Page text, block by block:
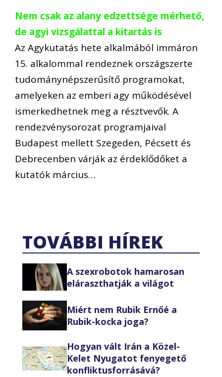
Nem csak az alany edzettsége mérhető,
de agyi vizsgálattal a kitartás is
Az Agykutatás hete alkalmából immáron
15. alkalommal rendeznek országszerte
tudománynépszerűsítő programokat,
amelyeken az emberi agy működésével
ismerkedhetnek meg a résztvevők. A
rendezvénysorozat programjaival
Budapest mellett Szegeden, Pécsett és
Debrecenben várják az érdeklődőket a
kutatók március…
TOVÁBBI HÍREK
A szexrobotok hamarosan
eláraszthatják a világot
Miért nem Rubik Ernőé a
Rubik-kocka joga?
Hogyan vált Irán a Közel-
Kelet Nyugatot fenyegető
konfliktusforrásává?